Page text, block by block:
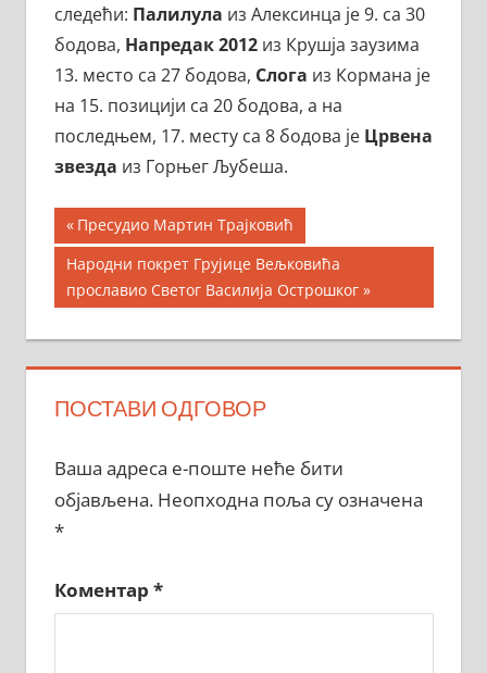
следећи: Палилула из Алексинца је 9. са 30
бодова, Напредак 2012из Крушја заузима
13. место са 27 бодова, Слога из Кормана је
на 15. позицији са 20 бодова, а на
последњем, 17. месту са 8 бодова јеЦрвена
звезда из Горњег Љубеша.
Кретање
чланка
Previous
Post:
Пресудио Мартин Трајковић
Next
Post:
Народни покрет Грујице Вељковића
прославио Светог Василија Острошког
ПОСТАВИ ОДГОВОР
Ваша адреса е-поште неће бити
објављена. Неопходна поља су означена
*
Коментар *